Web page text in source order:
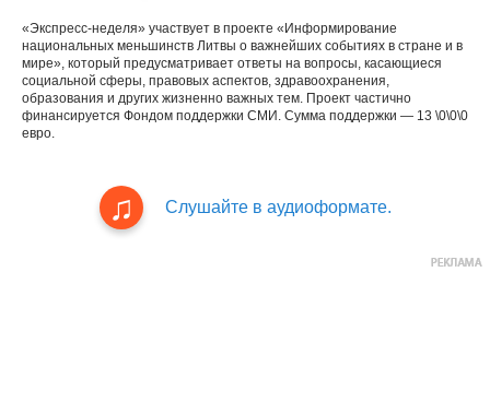
«Экспресс-неделя» участвует в проекте «Информирование
национальных меньшинств Литвы о важнейших событиях в стране и в
мире», который предусматривает ответы на вопросы, касающиеся
социальной сферы, правовых аспектов, здравоохранения,
образования и других жизненно важных тем. Проект частично
финансируется Фондом поддержки СМИ. Сумма поддержки — 13 \0\0\0
евро.
Слушайте в аудиоформате.